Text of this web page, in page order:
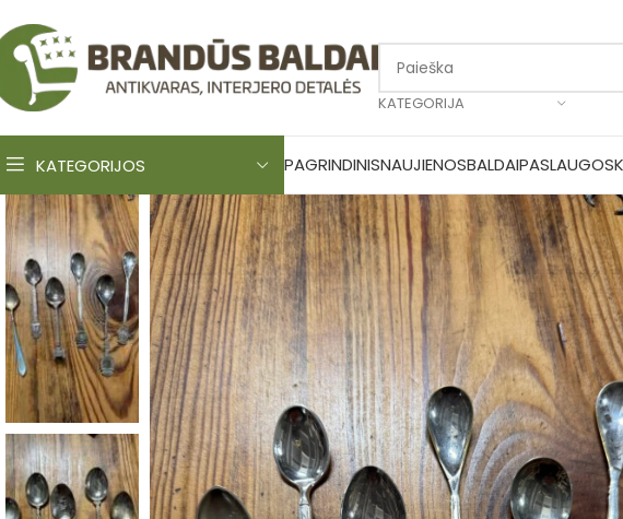
KATEGORIJA
KATEGORIJOS PAGRINDINISNAUJIENOSBALDAIPASLAUGOS